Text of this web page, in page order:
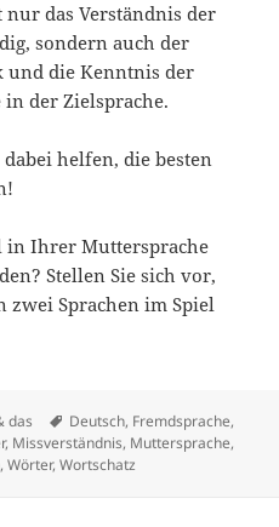
das Verständnis der
sondern auch der
und die Kenntnis der
der Zielsprache.
helfen, die besten
in Ihrer Muttersprache
Stellen Sie sich vor,
zwei Sprachen im Spiel
das Schlagwörter
Deutsch, Fremdsprache,
, Missverständnis, Muttersprache,
,Wörter,Wortschatz